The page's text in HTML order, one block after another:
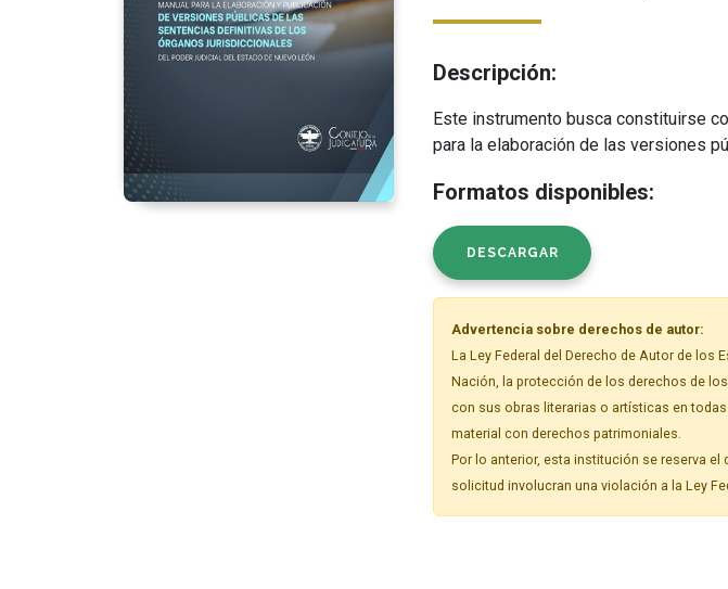
Descripción:
Este instrumento busca constituirse
para la elaboración de las versiones
Formatos disponibles:
DESCARGAR
Advertencia sobre derechos de autor:
La Ley Federal del Derecho de Autor de los
Nación, la protección de los derechos de
con sus obras literarias o artísticas en
material con derechos patrimoniales.
Por lo anterior, esta institución se reserva
solicitud involucran una violación a la Ley